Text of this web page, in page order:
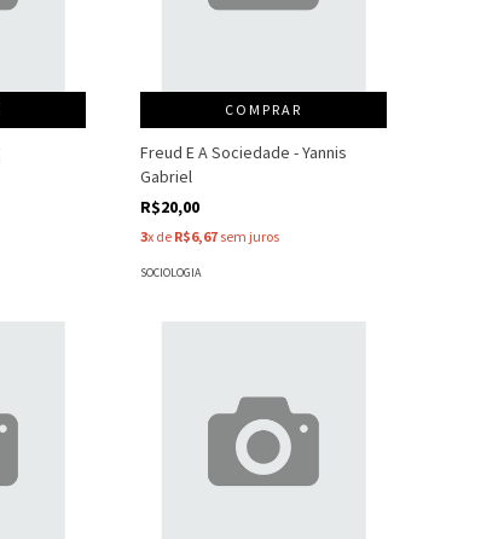
COMPRAR
Freud E A Sociedade - Yannis
Gabriel
R$20,00
3x de R$6,67 sem juros
SOCIOLOGIA